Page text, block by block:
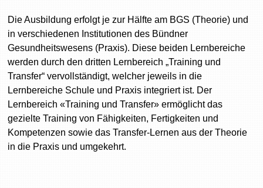
Die Ausbildung erfolgt je zur Hälfte am BGS (Theorie) und
in verschiedenen Institutionen des Bündner
Gesundheitswesens (Praxis). Diese beiden Lernbereiche
werden durch den dritten Lernbereich „Training und
Transfer“ vervollständigt, welcher jeweils in die
Lernbereiche Schule und Praxis integriert ist. Der
Lernbereich «Training und Transfer» ermöglicht das
gezielte Training von Fähigkeiten, Fertigkeiten und
Kompetenzen sowie das Transfer-Lernen aus der Theorie
in die Praxis und umgekehrt.